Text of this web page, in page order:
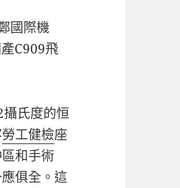
國際機
C909飛
氏度的恒
勞工健檢座
和手術
俱全。這